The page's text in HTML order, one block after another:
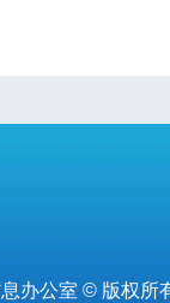
办公室 © 版权所